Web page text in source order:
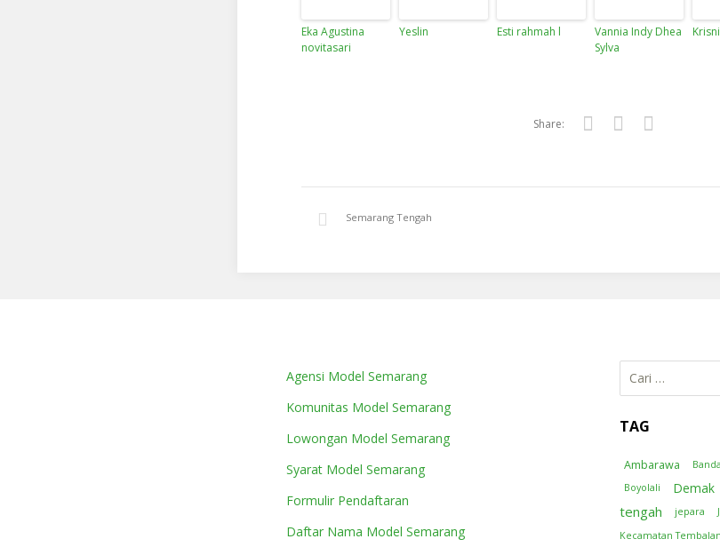
Eka Agustina
novitasari
Yeslin Esti rahmah l
Vannia Indy Dhea
Sylva
Share:
Semarang Tengah
Agensi Model Semarang
Komunitas Model Semarang
Lowongan Model Semarang
Syarat Model Semarang
Formulir Pendaftaran
Daftar Nama Model Semarang
Cari
untuk:
TAG
Ambarawa
Boyolali
Demak
tengah
jepara
Kecamatan